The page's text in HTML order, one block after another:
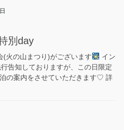
別day
(火の山まつり)がございます
イン
告知しておりますが、この日限定
の案内をさせていただきます♡ 詳